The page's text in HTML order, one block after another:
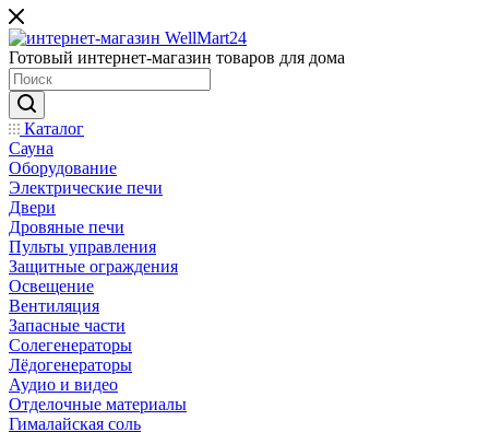
Готовый интернет-магазин товаров для дома
Каталог
Сауна
Оборудование
Электрические печи
Двери
Дровяные печи
Пульты управления
Защитные ограждения
Освещение
Вентиляция
Запасные части
Солегенераторы
Лёдогенераторы
Аудио и видео
Отделочные материалы
Гималайская соль